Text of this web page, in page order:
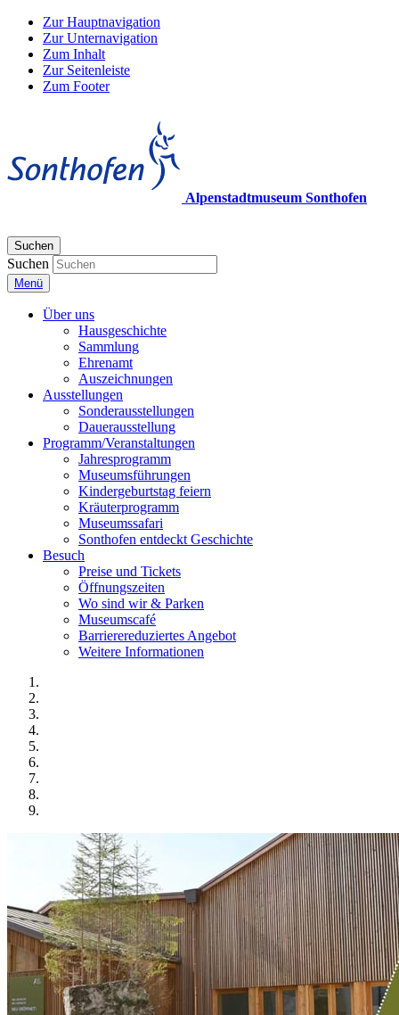
Zur Hauptnavigation
Zur Unternavigation
Zum Inhalt
Zur Seitenleiste
Zum Footer
Alpenstadtmuseum Sonthofen
Suchen
Suchen
Menü
Über uns
Hausgeschichte
Sammlung
Ehrenamt
Auszeichnungen
Ausstellungen
Sonderausstellungen
Dauerausstellung
Programm/Veranstaltungen
Jahresprogramm
Museumsführungen
Kindergeburtstag feiern
Kräuterprogramm
Museumssafari
Sonthofen entdeckt Geschichte
Besuch
Preise und Tickets
Öffnungszeiten
Wo sind wir & Parken
Museumscafé
Barrierereduziertes Angebot
Weitere Informationen